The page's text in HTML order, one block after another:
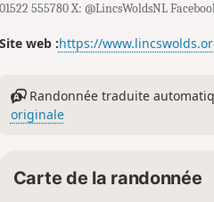
01522 555780 X: @LincsWoldsNL
Site web :https://
Randonnée traduite
originale
Carte de la randonnée